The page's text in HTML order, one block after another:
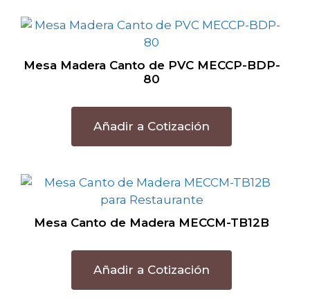
Mesa Madera Canto de PVC MECCP-BDP-
80
Añadir a Cotización
Mesa Canto de Madera MECCM-TB12B
Añadir a Cotización